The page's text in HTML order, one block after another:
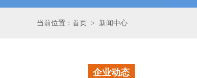
当前位置：首页 > 新闻中心
企业动态